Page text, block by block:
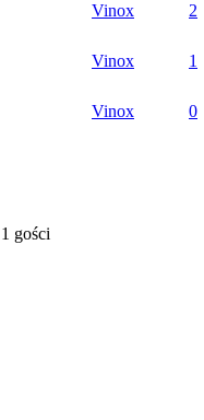
Vinox 2
Vinox 1
Vinox 0
1 gości